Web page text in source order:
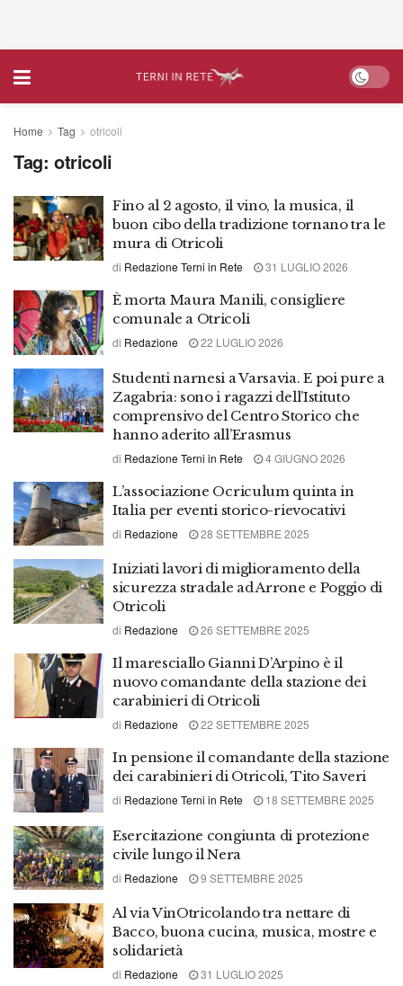
Home Tag otricoli
Tag: otricoli
Fino al 2 agosto, il vino, la musica, il
buon cibo della tradizione tornano tra le
mura di Otricoli
di Redazione Terni in Rete 31 LUGLIO 2026
È morta Maura Manili, consigliere
comunale a Otricoli
di Redazione 22 LUGLIO 2026
Studenti narnesi a Varsavia. E poi pure a
Zagabria: sono i ragazzi dell’Istituto
comprensivo del Centro Storico che
hanno aderito all’Erasmus
di Redazione Terni in Rete 4 GIUGNO 2026
L’associazione Ocriculum quinta in
Italia per eventi storico-rievocativi
di Redazione 28 SETTEMBRE 2025
Iniziati lavori di miglioramento della
sicurezza stradale ad Arrone e Poggio di
Otricoli
di Redazione 26 SETTEMBRE 2025
Il maresciallo Gianni D’Arpino è il
nuovo comandante della stazione dei
carabinieri di Otricoli
di Redazione 22 SETTEMBRE 2025
In pensione il comandante della stazione
dei carabinieri di Otricoli, Tito Saveri
di Redazione Terni in Rete 18 SETTEMBRE 2025
Esercitazione congiunta di protezione
civile lungo il Nera
di Redazione 9 SETTEMBRE 2025
Al via VinOtricolando tra nettare di
Bacco, buona cucina, musica, mostre e
solidarietà
di Redazione 31 LUGLIO 2025